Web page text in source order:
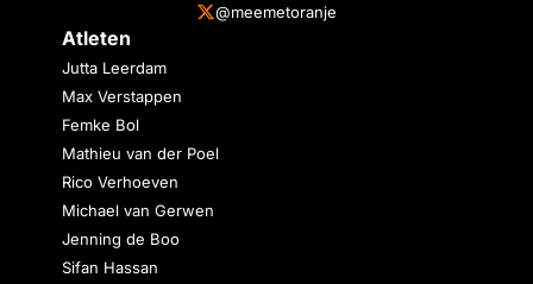
@meemetoranje
Atleten
Jutta Leerdam
Max Verstappen
Femke Bol
Mathieu van der Poel
Rico Verhoeven
Michael van Gerwen
Jenning de Boo
Sifan Hassan